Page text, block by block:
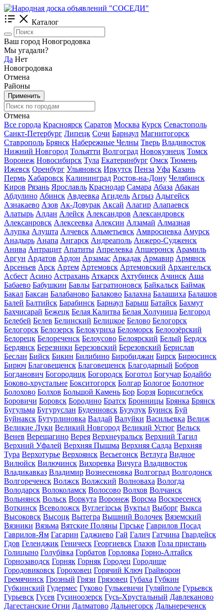
Каталог
Ваш город Новогродовка
Мы угадали?
Да Нет
Новогродовка
Отмена
Районы
Применить
Отмена
Все города Красноярск Саратов Москва Курск Севастополь
Санкт-Петербург Липецк Сочи Барнаул Магнитогорск
Ставрополь Брянск Набережные Челны Тверь Владивосток
Нижний Новгород Тольятти Волгоград Новокузнецк Томск
Воронеж Новосибирск Тула Екатеринбург Омск Тюмень
Ижевск Оренбург Ульяновск Иркутск Пенза Уфа Казань
Пермь Хабаровск Калининград Ростов-на-Дону Челябинск
Киров Рязань Ярославль Краснодар Самара Абаза Абакан
Абдулино Абинск Авдеевка Агидель Агрыз Адыгейск
Азнакаево Азов Ак-Довурак Аксай Алагир Алапаевск
Алатырь Алдан Алейск Александров Александровск
Алексанровск Алексеевка Алексин Алзамай Алмазная
Алупка Алушта Алчевск Альметьевск Амвросиевка Амурск
Анадырь Анапа Ангарск Андреаполь Анжеро-Судженск
Анива Антрацит Апатиты Апрелевка Апшеронск Арамиль
Аргун Ардатов Ардон Арзамас Аркадак Армавир Армянск
Арсеньев Арск Артем Артемовск Артемовский Архангельск
Асбест Асино Астрахань Аткарск Ахтубинск Ачинск Аша
Бабаево Бабушкин Бавлы Багратионовск Байкальск Баймак
Бакал Баксан Балабаново Балаково Балахна Балашиха Балашов
Балей Балтийск Барабинск Барнаул Барыш Батайск Бахмут
Бахчисарай Бежецк Белая Калитва Белая Холуница Белгород
Белебей Белев Белинский Белицкое Белово Белогорск
Белогорск Белозерск Белокуриха Беломорск Белоозёрский
Белорецк Белореченск Белоусово Белоярский Белый Бердск
Бердянск Березники Березовский Березовский Берислав
Беслан Бийск Бикин Билибино Биробиджан Бирск Бирюсинск
Бирюч Благовещенск Благовещенск Благодарный Бобров
Богданович Богородицк Богородск Боготол Богучар Бодайбо
Боково-хрустальне Бокситогорск Болгар Бологое Болотное
Болохово Болхов Большой Камень Бор Борзя Борисоглебск
Боровичи Боровск Бородино Братск Бронницы Брянка Брянск
Бугульма Бугуруслан Буденновск Бузулук Буинск Буй
Буйнакск Бутурлиновка Валдай Валуйки Васильевка Велиж
Великие Луки Великий Новгород Великий Устюг Вельск
Венев Верещагино Верея Верхнеуральск Верхний Тагил
Верхний Уфалей Верхняя Пышма Верхняя Салда Верхняя
Тура Верхотурье Верхоянск Весьегонск Ветлуга Видное
Вилюйск Вилючинск Вихоревка Вичуга Владивосток
Владикавказ Владимир Вознесеновка Волгоград Волгодонск
Волгореченск Волжск Волжский Волноваха Вологда
Володарск Волоколамск Волосово Волхов Волчанск
Вольнянск Вольск Воркута Воронеж Ворсма Воскресенск
Воткинск Всеволожск Вуглегірськ Вуктыл Выборг Выкса
Высоковск Высоцк Вытегра Вышний Волочек Вяземский
Вязники Вязьма Вятские Поляны Гірське Гаврилов Посад
Гаврилов-Ям Гагарин Гаджиево Гай Галич Гатчина Гвардейск
Гдов Геленджик Геническ Георгиевск Глазов Гола пристань
Голицыно Голубівка Горбатов Горловка Горно-Алтайск
Горнозаводск Горняк Горняк Городец Городище
Городовиковск Гороховец Горячий Ключ Грайворон
Гремячинск Грозный Грязи Грязовец Губаха Губкин
Губкинский Гудермес Гуково Гулькевичи Гуляйполе Гурьевск
Гурьевск Гусев Гусиноозерск Гусь-Хрустальный Давлеканово
Дагестанские Огни Далматово Дальнегорск Дальнереченск